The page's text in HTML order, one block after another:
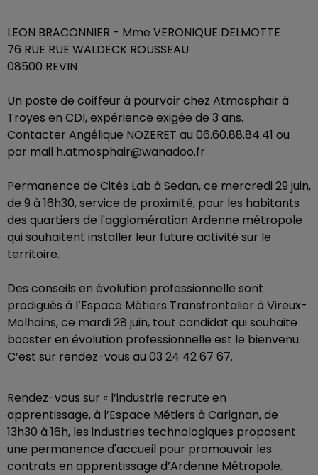
LEON BRACONNIER - Mme VERONIQUE DELMOTTE
76 RUE RUE WALDECK ROUSSEAU
08500 REVIN
Un poste de coiffeur à pourvoir chez Atmosphair à
Troyes en CDI, expérience exigée de 3 ans.
Contacter Angélique NOZERET au 06.60.88.84.41 ou
par mail h.atmosphair@wanadoo.fr
Permanence de Cités Lab à Sedan, ce mercredi 29 juin,
de 9 à 16h30, service de proximité, pour les habitants
des quartiers de l'agglomération Ardenne métropole
qui souhaitent installer leur future activité sur le
territoire.
Des conseils en évolution professionnelle sont
prodigués à l’Espace Métiers Transfrontalier à Vireux-
Molhains, ce mardi 28 juin, tout candidat qui souhaite
booster en évolution professionnelle est le bienvenu.
C’est sur rendez-vous au 03 24 42 67 67.
Rendez-vous sur « l’industrie recrute en
apprentissage, à l’Espace Métiers à Carignan, de
13h30 à 16h, les industries technologiques proposent
une permanence d'accueil pour promouvoir les
contrats en apprentissage d’Ardenne Métropole.